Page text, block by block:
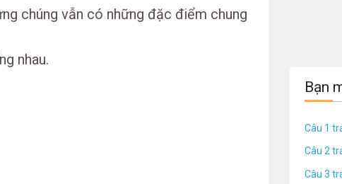
chúng vẫn có những đặc điểm chung
nhau.
Bạn
Câu 1
Câu 2
Câu 3